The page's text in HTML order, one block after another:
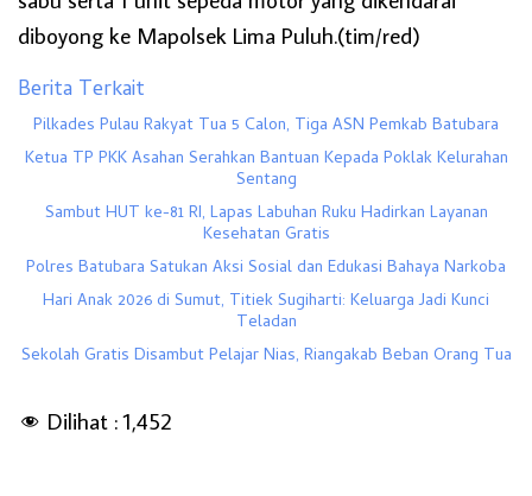
diboyong ke Mapolsek Lima Puluh.(tim/red)
Berita Terkait
Pilkades Pulau Rakyat Tua 5 Calon, Tiga ASN Pemkab Batubara
Ketua TP PKK Asahan Serahkan Bantuan Kepada Poklak Kelurahan
Sentang
Sambut HUT ke-81 RI, Lapas Labuhan Ruku Hadirkan Layanan
Kesehatan Gratis
Polres Batubara Satukan Aksi Sosial dan Edukasi Bahaya Narkoba
Hari Anak 2026 di Sumut, Titiek Sugiharti: Keluarga Jadi Kunci
Teladan
Sekolah Gratis Disambut Pelajar Nias, Riangakab Beban Orang Tua
Dilihat : 1,452